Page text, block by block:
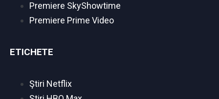
Premiere SkyShowtime
Premiere Prime Video
ETICHETE
Ştiri Netflix